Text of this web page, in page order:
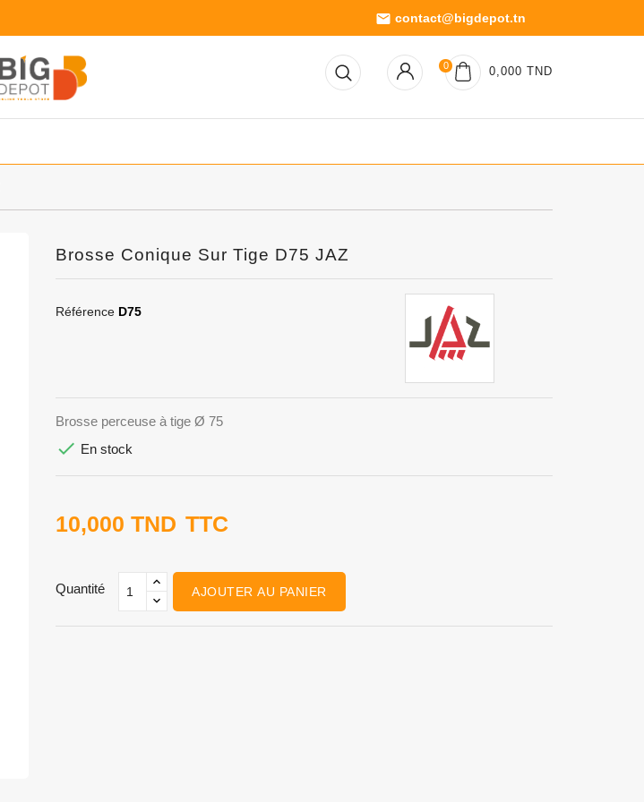
email contact@bigdepot.tn
0 0,000 TND
Brosse Conique Sur Tige D75 JAZ
Référence D75
Brosse perceuse à tige Ø 75
 En stock
10,000 TND TTC
Quantité AJOUTER AU PANIER